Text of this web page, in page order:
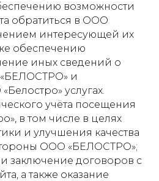
возможности
обратиться в ООО
интересующей их
обеспечению
иных сведений о
и
услугах.
учёта посещения
в том числе в целях
и улучшения качества
ООО «БЕЛОСТРО»;
заключение договоров с
а также оказание